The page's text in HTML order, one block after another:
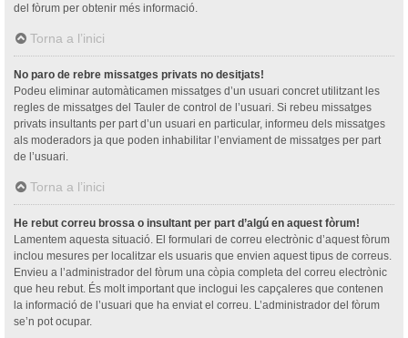
del fòrum per obtenir més informació.
Torna a l’inici
No paro de rebre missatges privats no desitjats!
Podeu eliminar automàticamen missatges d’un usuari concret utilitzant les
regles de missatges del Tauler de control de l’usuari. Si rebeu missatges
privats insultants per part d’un usuari en particular, informeu dels missatges
als moderadors ja que poden inhabilitar l’enviament de missatges per part
de l’usuari.
Torna a l’inici
He rebut correu brossa o insultant per part d’algú en aquest fòrum!
Lamentem aquesta situació. El formulari de correu electrònic d’aquest fòrum
inclou mesures per localitzar els usuaris que envien aquest tipus de correus.
Envieu a l’administrador del fòrum una còpia completa del correu electrònic
que heu rebut. És molt important que inclogui les capçaleres que contenen
la informació de l’usuari que ha enviat el correu. L’administrador del fòrum
se’n pot ocupar.